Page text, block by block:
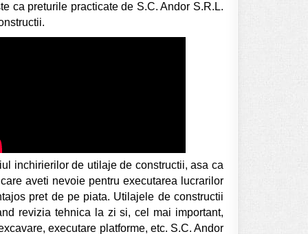
ca preturile practicate de S.C. Andor S.R.L.
inchirierilor de utilaje de constructii, asa ca
aveti nevoie pentru executarea lucrarilor
pret de pe piata. Utilajele de constructii
revizia tehnica la zi si, cel mai important,
executare platforme, etc. S.C. Andor